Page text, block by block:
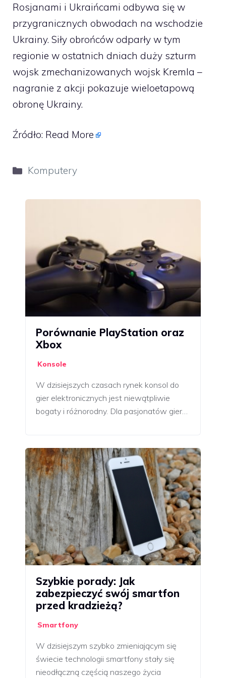
Rosjanami i Ukraińcami odbywa się w
przygranicznych obwodach na wschodzie
Ukrainy. Siły obrońców odparły w tym
regionie w ostatnich dniach duży szturm
wojsk zmechanizowanych wojsk Kremla –
nagranie z akcji pokazuje wieloetapową
obronę Ukrainy.
Źródło: Read More
Kategorie
Komputery
Porównanie PlayStation oraz
Xbox
Konsole
W dzisiejszych czasach rynek konsol do
gier elektronicznych jest niewątpliwie
bogaty i różnorodny. Dla pasjonatów gier…
Szybkie porady: Jak
zabezpieczyć swój smartfon
przed kradzieżą?
Smartfony
W dzisiejszym szybko zmieniającym się
świecie technologii smartfony stały się
nieodłączną częścią naszego życia